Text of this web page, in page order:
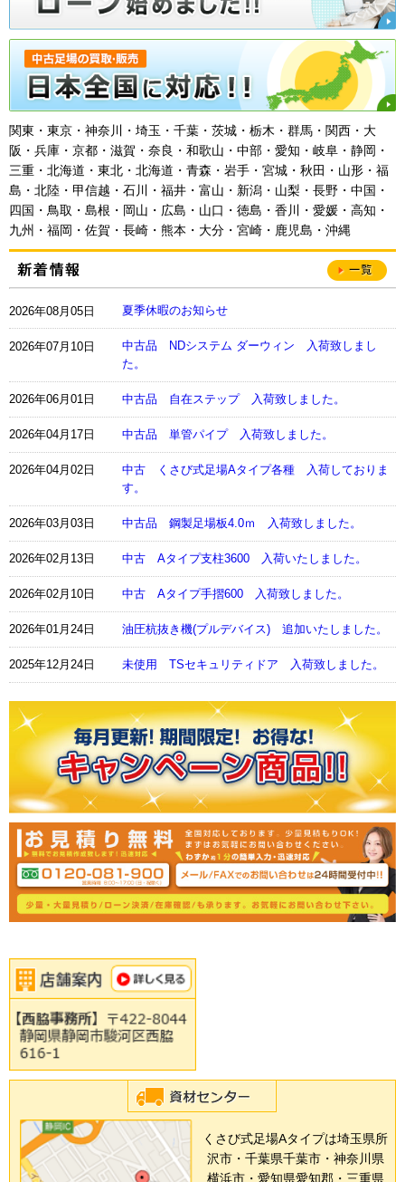
関東・東京・神奈川・埼玉・千葉・茨城・栃木・群馬・関西・大
阪・兵庫・京都・滋賀・奈良・和歌山・中部・愛知・岐阜・静岡・
三重・北海道・東北・北海道・青森・岩手・宮城・秋田・山形・福
島・北陸・甲信越・石川・福井・富山・新潟・山梨・長野・中国・
四国・鳥取・島根・岡山・広島・山口・徳島・香川・愛媛・高知・
九州・福岡・佐賀・長崎・熊本・大分・宮崎・鹿児島・沖縄
一覧
2026年08月05日 夏季休暇のお知らせ
2026年07月10日
中古品 NDシステム ダーウィン 入荷致しまし
た。
2026年06月01日 中古品 自在ステップ 入荷致しました。
2026年04月17日 中古品 単管パイプ 入荷致しました。
2026年04月02日
中古 くさび式足場Aタイプ各種 入荷しておりま
す。
2026年03月03日 中古品 鋼製足場板4.0ｍ 入荷致しました。
2026年02月13日 中古 Aタイプ支柱3600 入荷いたしました。
2026年02月10日 中古 Aタイプ手摺600 入荷致しました。
2026年01月24日 油圧杭抜き機(プルデバイス) 追加いたしました。
2025年12月24日 未使用 TSセキュリティドア 入荷致しました。
くさび式足場Aタイプは埼玉県所
沢市・千葉県千葉市・神奈川県
横浜市・愛知県愛知郡・三重県